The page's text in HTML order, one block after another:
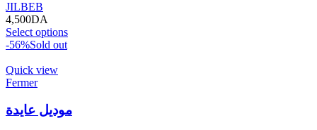
JILBEB
4,500DA
Select options
-56%Sold out
Quick view
Fermer
موديل عايدة